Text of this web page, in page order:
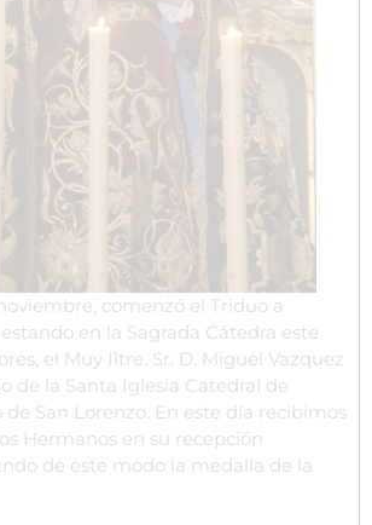
comenzó el Triduo a
en la Sagrada Cátedra este
el Muy Iltre. Sr. D. Miguel Vazquez
de la Santa Iglesia Catedral de
de San Lorenzo. En este día recibimos
Hermanos en su recepción
de este modo la medalla de la